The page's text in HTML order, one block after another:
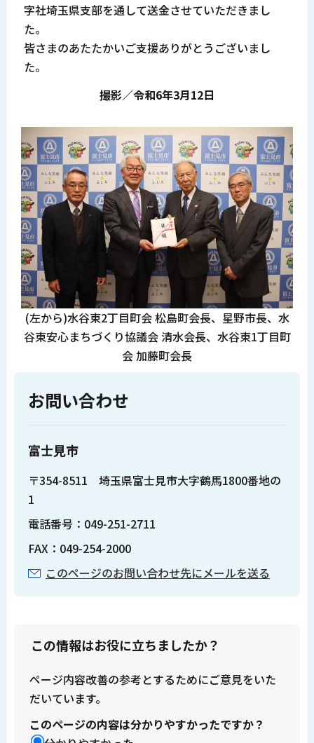
字社埼玉県支部を通して送金させていただきまし
た。
皆さまのあたたかいご支援ありがとうございまし
た。
撮影／令和6年3月12日
(左から)水谷東2丁目町会 松島町会長、星野市長、水
谷東安心まちづくり協議会 清水会長、水谷東1丁目町
会 加藤町会長
お問い合わせ
富士見市
〒354-8511 埼玉県富士見市大字鶴馬1800番地の
1
電話番号：049-251-2711
FAX：049-254-2000
このページのお問い合わせ先にメールを送る
この情報はお役に立ちましたか？
ページ内容改善の参考とするためにご意見をいた
だいています。
このページの内容は分かりやすかったですか？